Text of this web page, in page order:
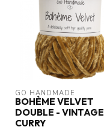
GO HANDMADE
BOHÈME VELVET
DOUBLE - VINTAGE
CURRY